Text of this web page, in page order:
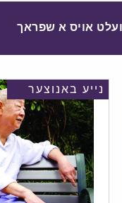
וועלט אויס א שפראך
נייע באנוצער